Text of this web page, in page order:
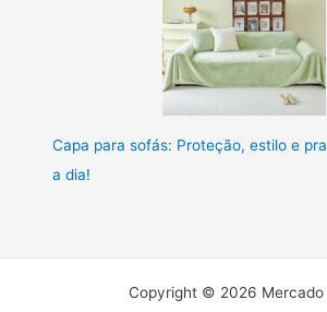
Capa para sofás: Proteção, estilo e
a dia!
Copyright © 2026 Mercado